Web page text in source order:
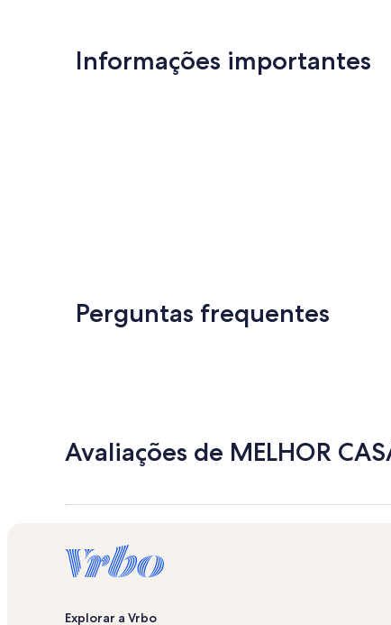
Informações importantes
Perguntas frequentes
Avaliações de MELHOR
Explorar a Vrbo